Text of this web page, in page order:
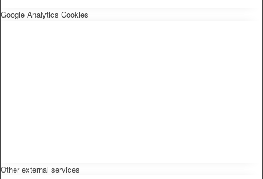
Google Analytics Cookies
Other external services